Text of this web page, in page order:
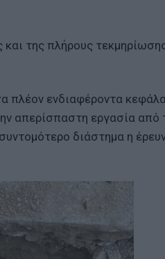
της πλήρους
πλέον ενδιαφέροντα
απερίσπαστη εργασία από
διάστημα η